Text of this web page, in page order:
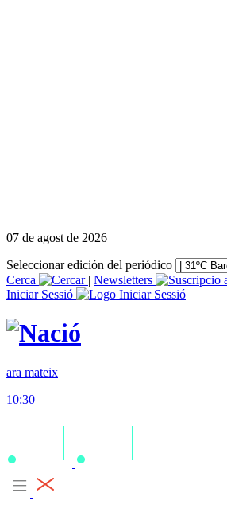
07 de agost de 2026
Seleccionar edición del periódico
Cerca
| Newsletters
Iniciar Sessió
ara mateix
10:30